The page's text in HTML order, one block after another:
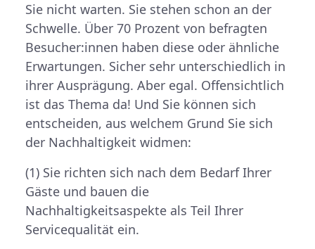
Sie nicht warten. Sie stehen schon an der
Schwelle. Über 70 Prozent von befragten
Besucher:innen haben diese oder ähnliche
Erwartungen. Sicher sehr unterschiedlich in
ihrer Ausprägung. Aber egal. Offensichtlich
ist das Thema da! Und Sie können sich
entscheiden, aus welchem Grund Sie sich
der Nachhaltigkeit widmen:
(1) Sie richten sich nach dem Bedarf Ihrer
Gäste und bauen die
Nachhaltigkeitsaspekte als Teil Ihrer
Servicequalität ein.